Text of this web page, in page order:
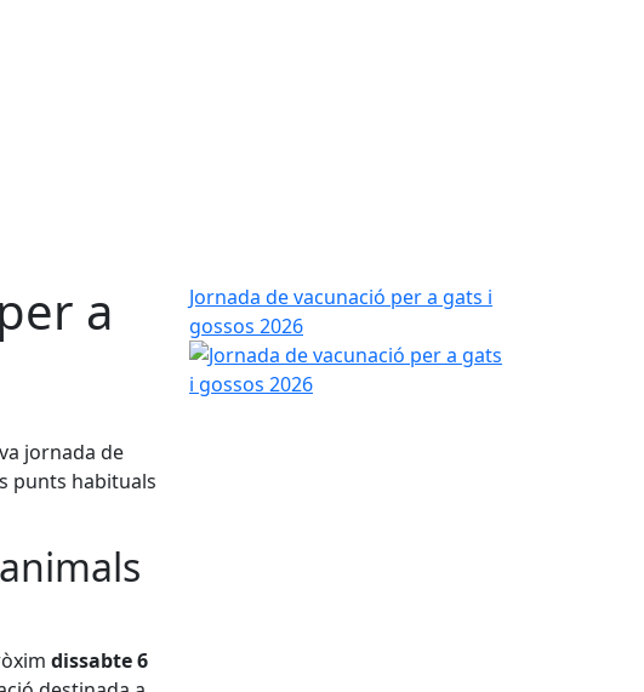
a
jornada de
punts habituals
dissabte 6
Jornada de vacunació per a gats i
gossos 2026